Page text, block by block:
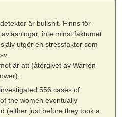
är bullshit. Finns för
inte minst faktumet
utgör en stressfaktor som
är att (återgivet av Warren
556 cases of
the women eventually
(either just before they took a